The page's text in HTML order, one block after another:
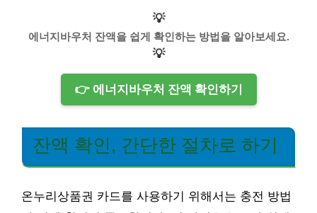
💡
에너지바우처 잔액을 쉽게 확인하는 방법을 알아보세요.
💡
👉 에너지바우처 잔액 확인하기
잔액 확인, 간단한 절차로 하기
온누리상품권 카드를 사용하기 위해서는 충전 방법